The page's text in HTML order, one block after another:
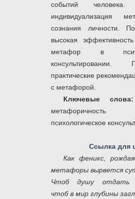
событий человека.
индивидуализация
сознания личности.
высокая
метафор в
консультировании.
практические
с метафорой.
Ключевые
метафоричность
психологическое
Ссылка для
Как феникс,
метафоры вырвется
Чтоб душу отдать
чтоб в мир глубины